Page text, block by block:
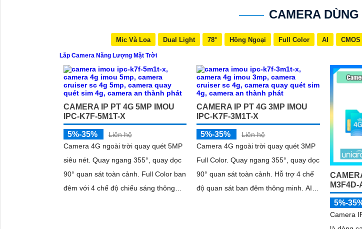
CAMERA
Mic Và Loa Dual Light 78° Hồng Ngoại Full Color AI CMOS
Lắp Camera Năng Lượng Mặt Trời
CAMERA IP PT 4G 5MP IMOU
IPC-K7F-5M1T-X
5%-35%
Liên hệ
Camera 4G ngoài trời quay quét 5MP
siêu nét. Quay ngang 355°, quay dọc
90° quan sát toàn cảnh. Full Color ban
đêm với 4 chế độ chiếu sáng thông
CAMERA IP PT 4G 3MP IMOU
IPC-K7F-3M1T-X
5%-35%
Liên hệ
Camera 4G ngoài trời quay quét 3MP
Full Color. Quay ngang 355°, quay dọc
90° quan sát toàn cảnh. Hỗ trợ 4 chế
độ quan sát ban đêm thông minh. AI
M3F4D-
5%-
Camera